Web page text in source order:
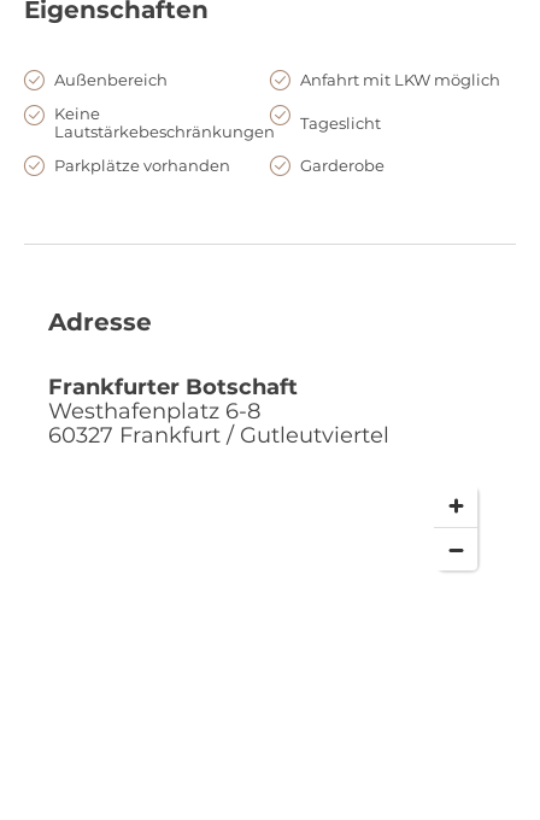
Eigenschaften
Außenbereich
Anfahrt mit LKW möglich
Keine
Lautstärkebeschränkungen
Tageslicht
Parkplätze vorhanden Garderobe
Adresse
Frankfurter Botschaft
Westhafenplatz 6-8
60327 Frankfurt / Gutleutviertel